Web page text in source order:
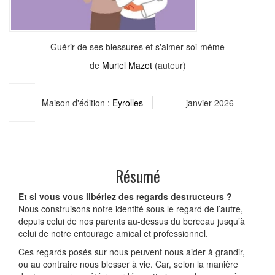
Guérir de ses blessures et s'aimer soi-même
de Muriel Mazet(auteur)
Maison d'édition : Eyrolles janvier 2026
Résumé
Et si vous vous libériez des regards destructeurs ?
Nous construisons notre identité sous le regard de l’autre,
depuis celui de nos parents au-dessus du berceau jusqu’à
celui de notre entourage amical et professionnel.
Ces regards posés sur nous peuvent nous aider à grandir,
ou au contraire nous blesser à vie. Car, selon la manière